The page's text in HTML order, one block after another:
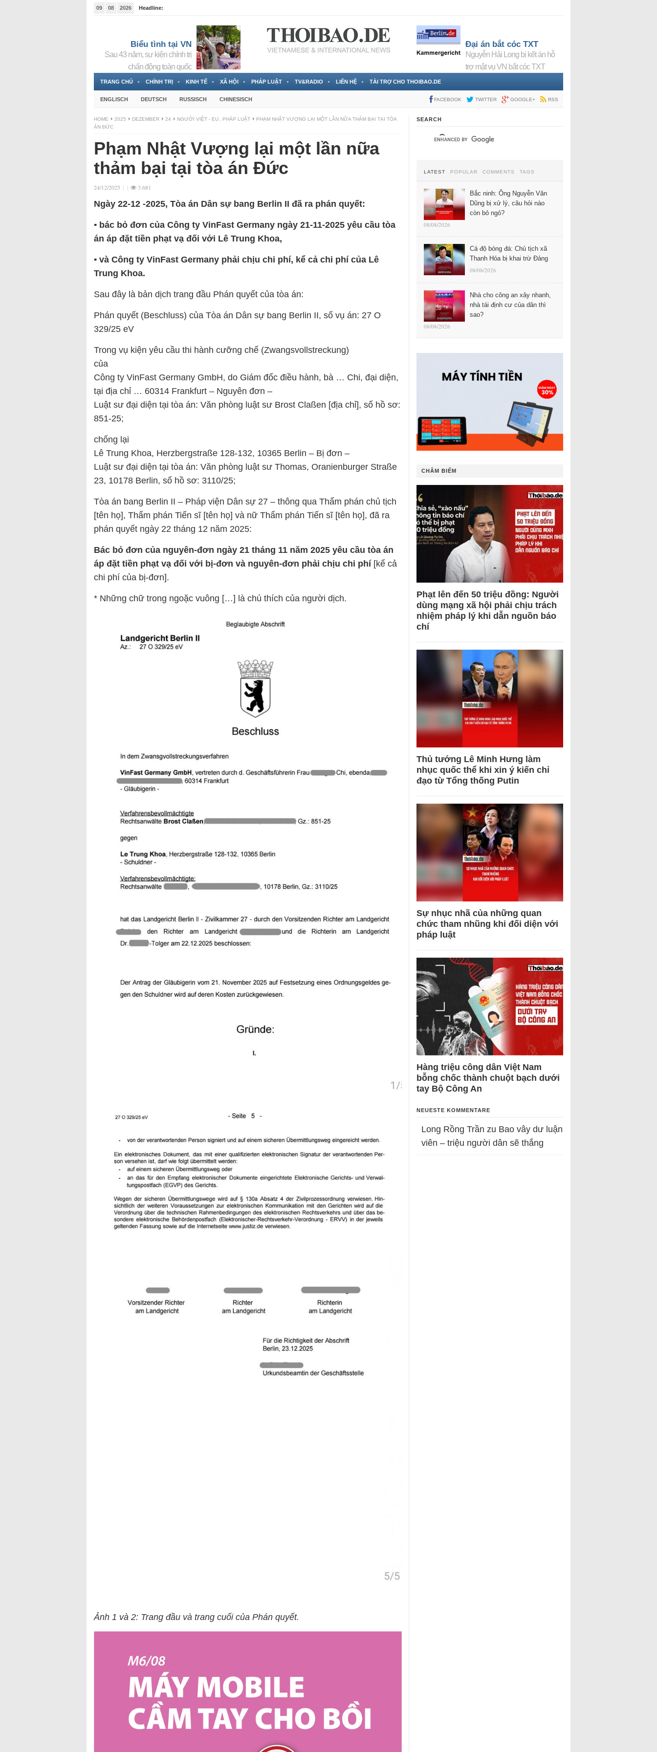
09 08 2026
Headline:
Biểu tình tại VN
Sau 43 năm, sự kiện chính trị
chấn động toàn quốc
Đại án bắt cóc TXT
Nguyễn Hải Long bị kết án hỗ
trợ mật vụ VN bắt cóc TXT
TRANG CHỦ CHÍNH TRỊ KINH TẾ XÃ HỘI PHÁP LUẬT TV&RADIO LIÊN HỆ TÀI TRỢ CHO THOIBAO.DE
ENGLISCH DEUTSCH RUSSISCH CHINESISCH FACEBOOK TWITTER GOOGLE+ RSS
HOME 2025 DEZEMBER 24 NGƯỜI VIỆT - EU PHÁP LUẬT
PHẠM NHẬT VƯỢNG LẠI MỘT LẦN NỮA THẢM BẠI TẠI TÒA
ÁN ĐỨC
Phạm Nhật Vượng lại một lần nữa
thảm bại tại tòa án Đức
24/12/2025 | | 3.681
Ngày 22-12 -2025, Tòa án Dân sự bang Berlin II đã ra phán quyết:
▪︎ bác bỏ đơn của Công ty VinFast Germany ngày 21-11-2025 yêu cầu tòa
án áp đặt tiền phạt vạ đối với Lê Trung Khoa,
▪︎ và Công ty VinFast Germany phải chịu chi phí, kể cả chi phí của Lê
Trung Khoa.
Sau đây là bản dịch trang đầu Phán quyết của tòa án:
Phán quyết (Beschluss) của Tòa án Dân sự bang Berlin II, số vụ án: 27 O
329/25 eV
Trong vụ kiện yêu cầu thi hành cưỡng chế (Zwangsvollstreckung)
của
Công ty VinFast Germany GmbH, do Giám đốc điều hành, bà … Chi, đại diện,
tại địa chỉ … 60314 Frankfurt – Nguyên đơn –
Luật sư đại diện tại tòa án: Văn phòng luật sư Brost Claßen [địa chỉ], số hồ sơ:
851-25;
chống lại
Lê Trung Khoa, Herzbergstraße 128-132, 10365 Berlin – Bị đơn –
Luật sư đại diện tại tòa án: Văn phòng luật sư Thomas, Oranienburger Straße
23, 10178 Berlin, số hồ sơ: 3110/25;
Tòa án bang Berlin II – Pháp viện Dân sự 27 – thông qua Thẩm phán chủ tịch
[tên họ], Thẩm phán Tiến sĩ [tên họ] và nữ Thẩm phán Tiến sĩ [tên họ], đã ra
phán quyết ngày 22 tháng 12 năm 2025:
Bác bỏ đơn của nguyên-đơn ngày 21 tháng 11 năm 2025 yêu cầu tòa án
áp đặt tiền phạt vạ đối với bị-đơn và nguyên-đơn phải chịu chi phí [kể cả
chi phí của bị-đơn].
* Những chữ trong ngoặc vuông […] là chú thích của người dịch.
Ảnh 1 và 2: Trang đầu và trang cuối của Phán quyết.
SEARCH
LATEST POPULAR COMMENTS TAGS
Bắc ninh: Ông Nguyễn Văn
Dũng bị xử lý, câu hỏi nào
còn bỏ ngỏ?
08/08/2026
Cá độ bóng đá: Chủ tịch xã
Thanh Hóa bị khai trừ Đảng
08/08/2026
Nhà cho công an xây nhanh,
nhà tái định cư của dân thì
sao?
08/08/2026
CHÂM BIẾM
Phạt lên đến 50 triệu đồng: Người
dùng mạng xã hội phải chịu trách
nhiệm pháp lý khi dẫn nguồn báo
chí
Thủ tướng Lê Minh Hưng làm
nhục quốc thể khi xin ý kiến chỉ
đạo từ Tổng thống Putin
Sự nhục nhã của những quan
chức tham nhũng khi đối diện với
pháp luật
Hàng triệu công dân Việt Nam
bỗng chốc thành chuột bạch dưới
tay Bộ Công An
NEUESTE KOMMENTARE
Long Rồng Trần zu Bao vây dư luận
viên – triệu người dân sẽ thắng